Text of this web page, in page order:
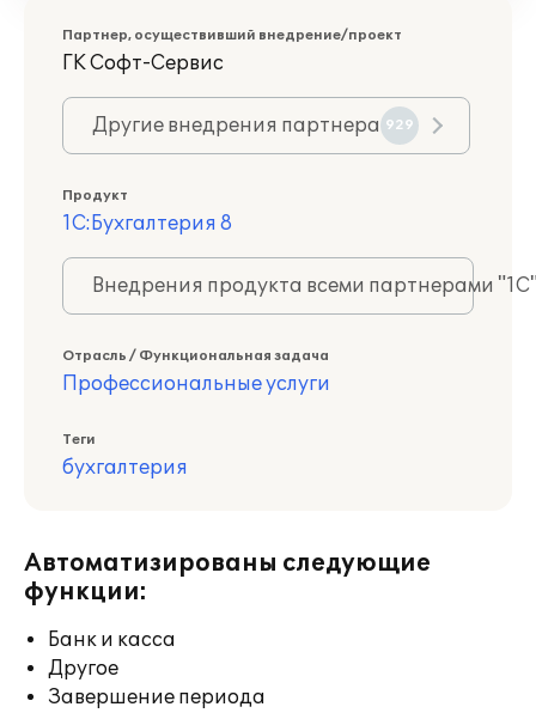
Партнер, осуществивший внедрение/проект
ГK Софт-Сервис
Другие внедрения партнера 929
Продукт
1С:Бухгалтерия 8
Внедрения продукта всеми партнерами
Отрасль / Функциональная задача
Профессиональные услуги
Теги
бухгалтерия
Автоматизированы следующие
функции:
Банк и касса
Другое
Завершение периода